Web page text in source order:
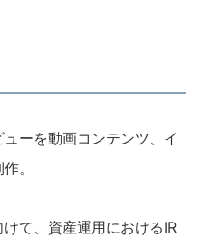
ーを動画コンテンツ、イ
。
て、資産運用におけるIR